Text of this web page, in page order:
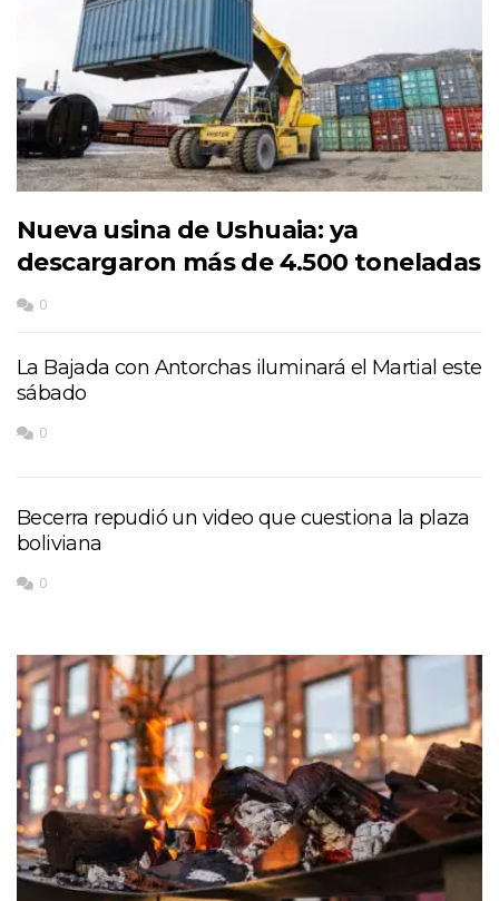
Nueva usina de Ushuaia: ya
descargaron más de 4.500 toneladas
0
La Bajada con Antorchas iluminará el Martial este
sábado
0
Becerra repudió un video que cuestiona la plaza
boliviana
0